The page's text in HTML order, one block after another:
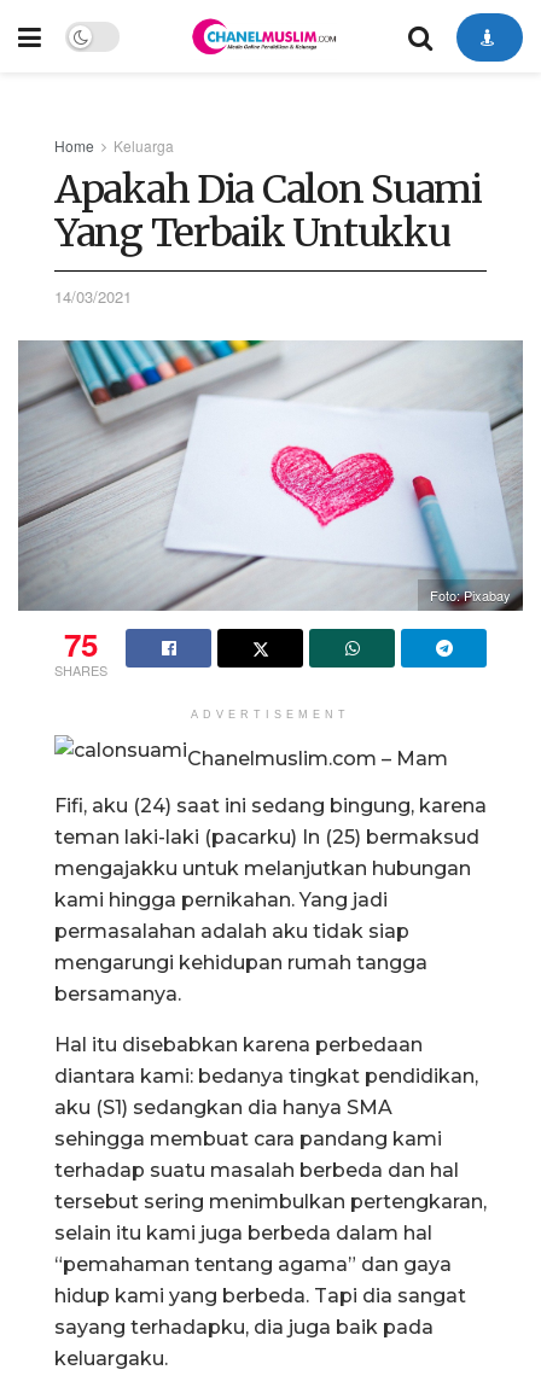
Home Keluarga
Apakah Dia Calon Suami
Yang Terbaik Untukku
14/03/2021
Foto: Pixabay
75
SHARES
ADVERTISEMENT
Chanelmuslim.com – Mam
Fifi, aku (24) saat ini sedang bingung, karena
teman laki-laki (pacarku) In (25) bermaksud
mengajakku untuk melanjutkan hubungan
kami hingga pernikahan. Yang jadi
permasalahan adalah aku tidak siap
mengarungi kehidupan rumah tangga
bersamanya.
Hal itu disebabkan karena perbedaan
diantara kami: bedanya tingkat pendidikan,
aku (S1) sedangkan dia hanya SMA
sehingga membuat cara pandang kami
terhadap suatu masalah berbeda dan hal
tersebut sering menimbulkan pertengkaran,
selain itu kami juga berbeda dalam hal
“pemahaman tentang agama” dan gaya
hidup kami yang berbeda. Tapi dia sangat
sayang terhadapku, dia juga baik pada
keluargaku.